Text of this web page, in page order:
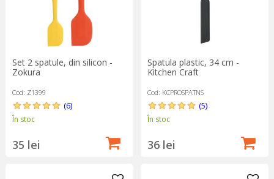
Set 2 spatule, din silicon -
Zokura
Cod: Z1399
(6)
În stoc
35 lei
Spatula plastic, 34 cm -
Kitchen Craft
Cod: KCPROSPATNS
(5)
În stoc
36 lei